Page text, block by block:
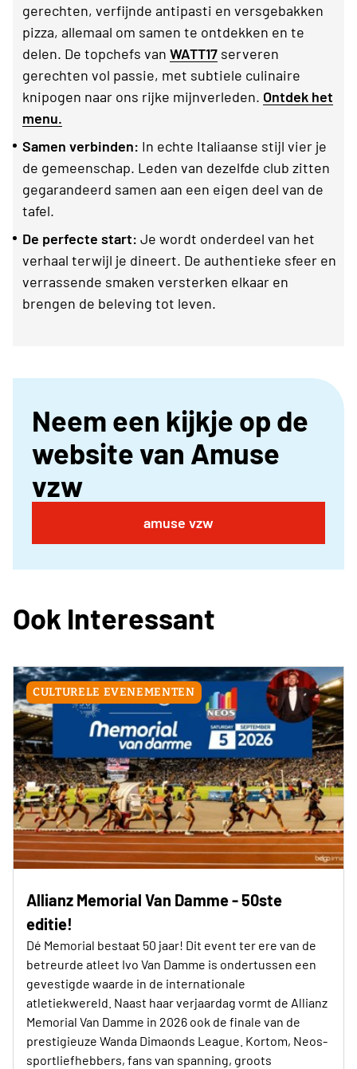
gerechten, verfijnde antipasti en versgebakken
pizza, allemaal om samen te ontdekken en te
delen. De topchefs van WATT17 serveren
gerechten vol passie, met subtiele culinaire
knipogen naar ons rijke mijnverleden. Ontdek het
menu.
Samen verbinden: In echte Italiaanse stijl vier je
de gemeenschap. Leden van dezelfde club zitten
gegarandeerd samen aan een eigen deel van de
tafel.
De perfecte start: Je wordt onderdeel van het
verhaal terwijl je dineert. De authentieke sfeer en
verrassende smaken versterken elkaar en
brengen de beleving tot leven.
Neem een kijkje op de
website van Amuse
vzw
amuse vzw
Ook Interessant
CULTURELE EVENEMENTEN
Allianz Memorial Van Damme - 50ste
editie!
Dé Memorial bestaat 50 jaar! Dit event ter ere van de
betreurde atleet Ivo Van Damme is ondertussen een
gevestigde waarde in de internationale
atletiekwereld. Naast haar verjaardag vormt de Allianz
Memorial Van Damme in 2026 ook de finale van de
prestigieuze Wanda Dimaonds League. Kortom, Neos-
sportliefhebbers, fans van spanning, groots